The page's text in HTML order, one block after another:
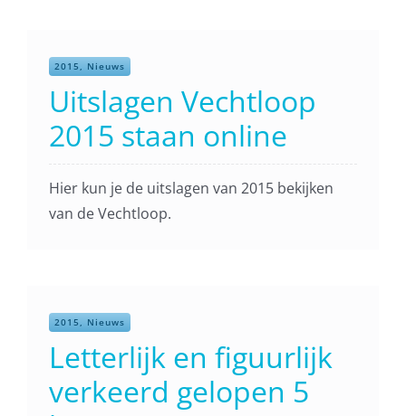
2015, Nieuws
Uitslagen Vechtloop
2015 staan online
Hier kun je de uitslagen van 2015 bekijken
van de Vechtloop.
2015, Nieuws
Letterlijk en figuurlijk
verkeerd gelopen 5